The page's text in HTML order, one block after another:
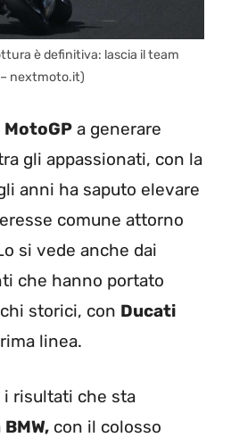
è definitiva: lascia il team
nextmoto.it)
MotoGP a generare
gli appassionati, con la
anni ha saputo elevare
comune attorno
si vede anche dai
che hanno portato
storici, con Ducati
linea.
i risultati che sta
BMW, con il colosso